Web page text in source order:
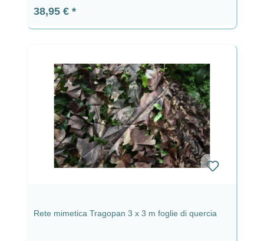
Prezzo normale:
38,95 €
Rete mimetica Tragopan 3 x 3 m foglie di quercia